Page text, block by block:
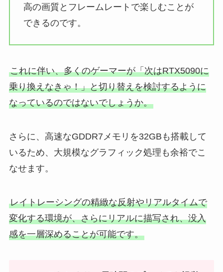
高の画質とフレームレートで楽しむことが
できるのです。
これに伴い、多くのゲーマーが「次はRTX5090に
乗り換えなきゃ！」と切り替えを検討するように
なっているのではないでしょうか。
さらに、高速なGDDR7メモリを32GBも搭載して
いるため、大規模なグラフィック処理も余裕でこ
なせます。
レイトレーシングの精緻な反射やリアルタイムで
変化する環境が、さらにリアルに描写され、没入
感を一層深めることが可能です。